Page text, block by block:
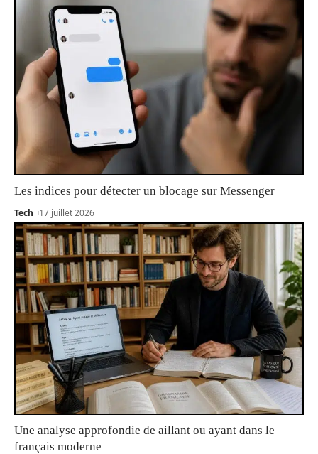
Les indices pour détecter un blocage sur Messenger
Tech 17 juillet 2026
Une analyse approfondie de aillant ou ayant dans le
français moderne